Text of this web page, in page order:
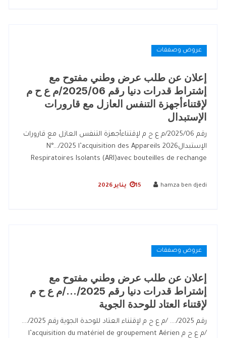
عروض وصفقات
إعلان عن طلب عرض وطني مفتوح مع
إشتراط قدرات دنيا رقم 2025/06/م ع ح م
لإقتناءأجهزة التنفس العازل مع قارورات
الإستبدال
رقم 2025/06/م ع ح م لإقتناءأجهزة التنفس العازل مع قارورات
الإستبدال2026 N°…/2025 l’acquisition des Appareils
Respiratoires Isolants (ARI)avec bouteilles de rechange
hamza ben djedi 15 يناير 2026
عروض وصفقات
إعلان عن طلب عرض وطني مفتوح مع
إشتراط قدرات دنيا رقم 2025/…/م ع ح م
لإقتناء العتاد للوحدة الجوية
رقم 2025/…. /م ع ح م لإقتناء العتاد للوحدة الجوية رقم 2025/….
/م ع ح م l’acquisition du matériel de groupement Aérien